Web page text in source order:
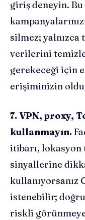
giriş deneyin.
silmez; yalnızca
verilerini
gerekeceği için
erişiminizin
7. VPN, proxy,
kullanmayın.
itibarı, lokasyon
sinyallerine
kullanıyorsanız
istenebilir;
riskli